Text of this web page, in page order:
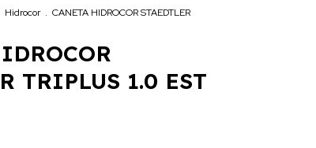
Hidrocor . CANETA HIDROCOR STAEDTLER
TRIPLUS 1.0 EST